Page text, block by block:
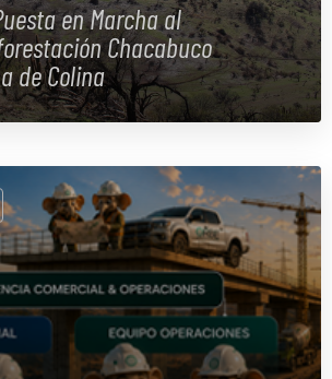
en Marcha al
Chacabuco
de Colina